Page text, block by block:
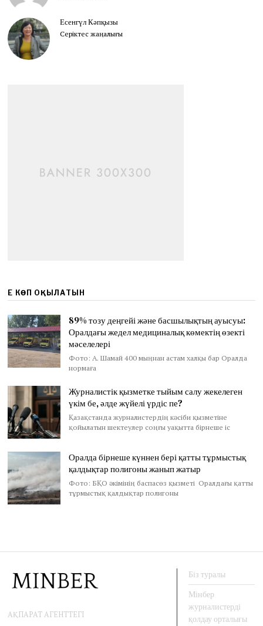
Есенгүл Кәпқызы
Серіктес жаңалығы
ЕҢ КӨП ОҚЫЛАТЫН
89% тозу деңгейі және басшылықтың ауысуы:
Оралдағы жедел медициналық көмектің өзекті
мәселелері
Фото: А. Шамай 400 мыңнан астам халқы бар Оралда
нормаға
Журналистік қызметке тыйым салу жекелеген
үкім бе, әлде жүйелі үрдіс пе?
Қазақстанда журналистердің кәсіби қызметіне
қойылатын шектеулер соңғы уақытта бірнеше іс
Оралда бірнеше күннен бері қатты тұрмыстық
қалдықтар полигоны жанып жатыр
Фото: БҚО әкімінің баспасөз қызметі Оралдағы қатты
тұрмыстық қалдықтар полигоны
АҚПАРАТ АГЕНТТЕГІ
Біз туралы
Мінбер
журналистерді
қолдау орталығы